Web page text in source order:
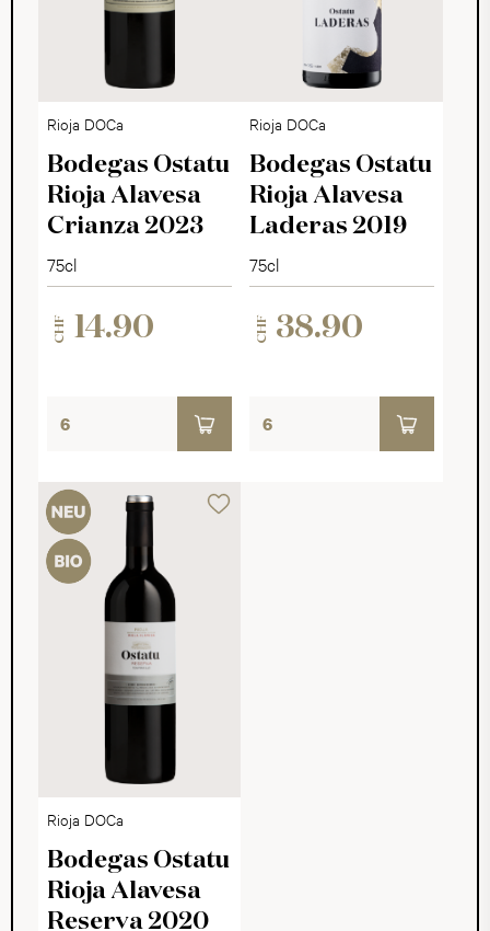
Rioja DOCa
Bodegas Ostatu
Rioja Alavesa
Crianza 2023
75cl
CHF 14.90
Rioja DOCa
Bodegas Ostatu
Rioja Alavesa
Laderas 2019
75cl
CHF 38.90
Rioja DOCa
Bodegas Ostatu
Rioja Alavesa
Reserva 2020